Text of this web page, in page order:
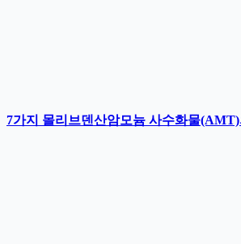
7가지 몰리브덴산암모늄 사수화물